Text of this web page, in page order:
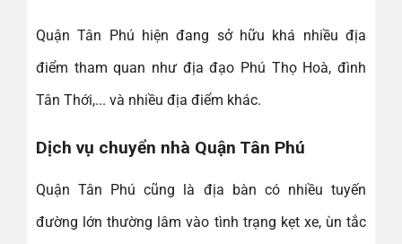
Quận Tân Phú hiện đang sở hữu khá nhiều địa
điểm tham quan như địa đạo Phú Thọ Hoà, đình
Tân Thới,... và nhiều địa điểm khác.
Dịch vụ chuyển nhà Quận Tân Phú
Quận Tân Phú cũng là địa bàn có nhiều tuyến
đường lớn thường lâm vào tình trạng kẹt xe, ùn tắc